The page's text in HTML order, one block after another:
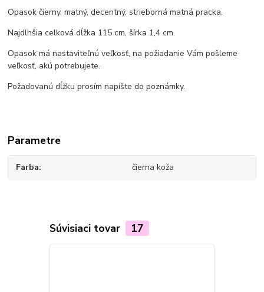
Opasok čierny, matný, decentný, strieborná matná pracka.
Najdlhšia celková dĺžka 115 cm, šírka 1,4 cm.
Opasok má nastaviteľnú veľkosť, na požiadanie Vám pošleme
veľkosť, akú potrebujete.
Požadovanú dĺžku prosím napíšte do poznámky.
Parametre
Farba čierna koža
Súvisiaci tovar 17